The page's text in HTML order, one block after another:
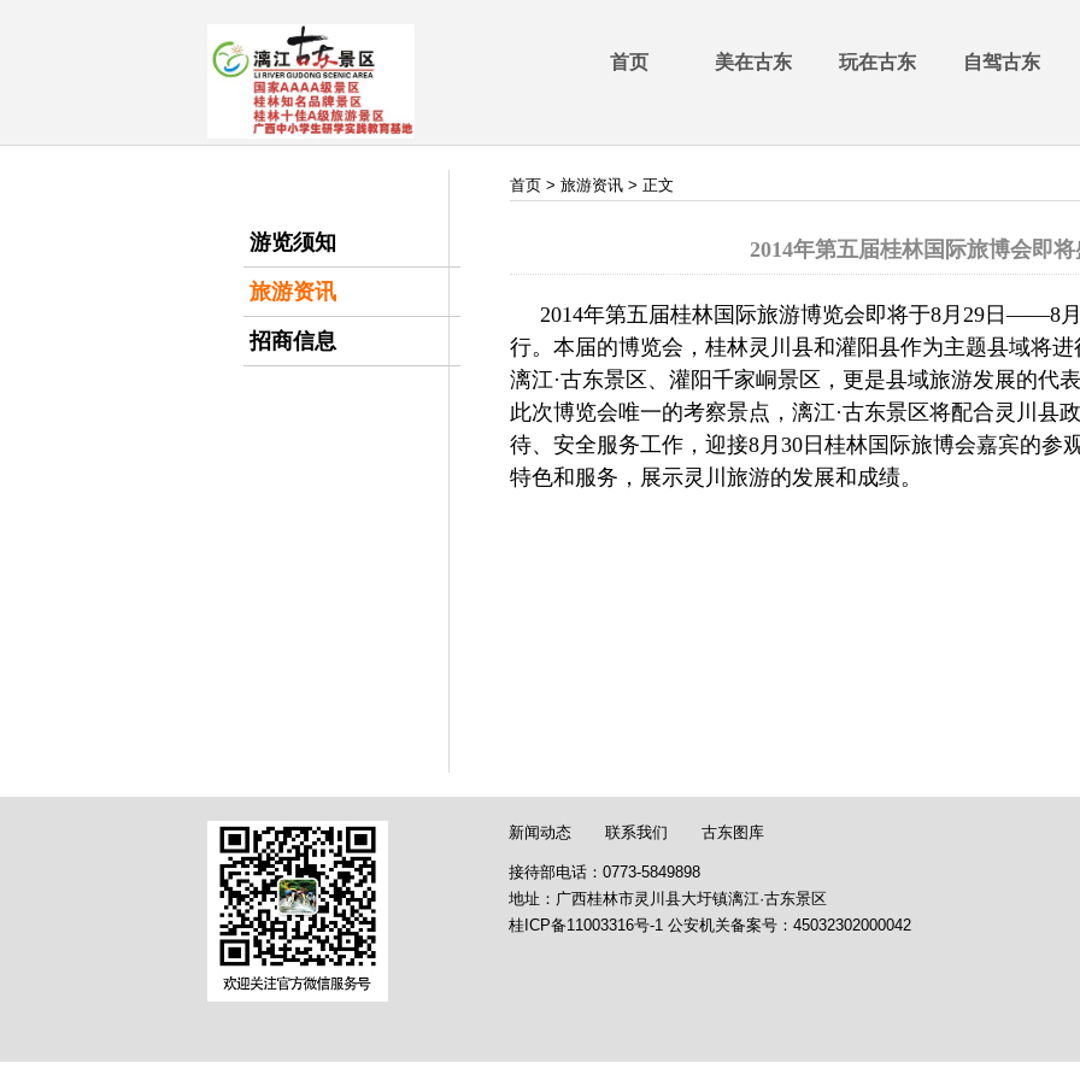
首页 美在古东 玩在古东 自驾古东
游览须知
旅游资讯
招商信息
首页 > 旅游资讯 > 正文
2014年第五届桂林国际旅博会即
2014年第五届桂林国际旅游博览会即将于8月29日——8
行。本届的博览会，桂林灵川县和灌阳县作为主题县域将进
漓江·古东景区、灌阳千家峒景区，更是县域旅游发展的代
此次博览会唯一的考察景点，漓江·古东景区将配合灵川县
待、安全服务工作，迎接8月30日 桂林国际旅博会嘉宾的参
特色和服务，展示灵川旅游的发展和成绩。
新闻动态 联系我们 古东图库
接待部电话：0773-5849898
地址：广西桂林市灵川县大圩镇漓江·古东景区
桂ICP备11003316号-1 公安机关备案号： 45032302000042